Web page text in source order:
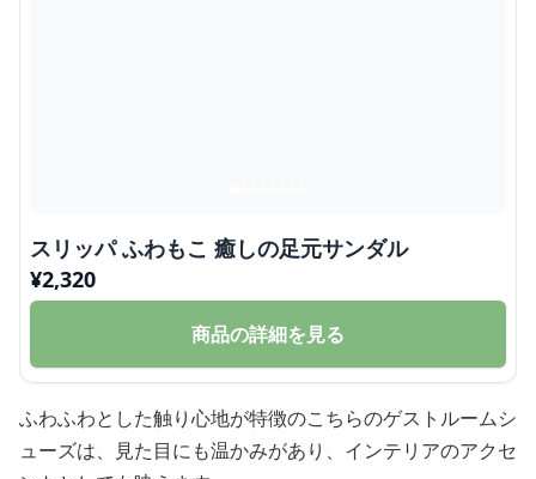
スリッパ ふわもこ 癒しの足元サンダル
¥2,320
商品の詳細を見る
ふわふわとした触り心地が特徴のこちらのゲストルームシ
ューズは、見た目にも温かみがあり、インテリアのアクセ